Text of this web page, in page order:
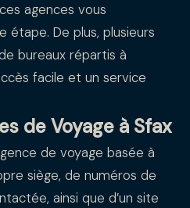
agences vous
étape. De plus, plusieurs
bureaux répartis à
facile et un service
de Voyage à Sfax
de voyage basée à
siège, de numéros de
ainsi que d’un site